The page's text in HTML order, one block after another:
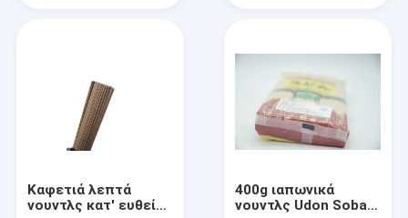
Παστωμένη πιπερόριζα σουσιών
Ελαφριά σκοτεινή σάλτσα σόγιας
Ιαπωνική σάλτσα καρυκευμάτων
Ξίδι ρυζιού σουσιών
Καφετιά λεπτά
νουντλς κατ' ευθείαν
400g ιαπωνικά
νουντλς Udon Soba